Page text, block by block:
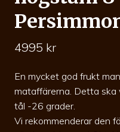
4995 kr
En mycket god frukt
mataffärerna. Detta ska
tål -26 grader.
Vi rekommenderar den